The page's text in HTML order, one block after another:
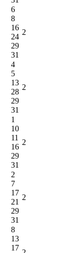
6
8
16
24
29
31
2
4
5
13
28
29
31
2
1
10
11
16
29
31
2
2
7
17
21
29
31
2
8
13
17